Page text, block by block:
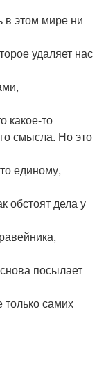
в этом мире ни
удаляет нас
какое-то
смысла. Но это
единому,
обстоят дела у
посылает
только самих